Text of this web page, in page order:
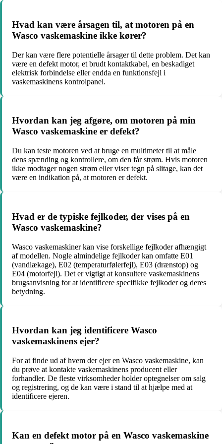
Hvad kan være årsagen til, at motoren på en
Wasco vaskemaskine ikke kører?
Der kan være flere potentielle årsager til dette problem. Det kan
være en defekt motor, et brudt kontaktkabel, en beskadiget
elektrisk forbindelse eller endda en funktionsfejl i
vaskemaskinens kontrolpanel.
Hvordan kan jeg afgøre, om motoren på min
Wasco vaskemaskine er defekt?
Du kan teste motoren ved at bruge en multimeter til at måle
dens spænding og kontrollere, om den får strøm. Hvis motoren
ikke modtager nogen strøm eller viser tegn på slitage, kan det
være en indikation på, at motoren er defekt.
Hvad er de typiske fejlkoder, der vises på en
Wasco vaskemaskine?
Wasco vaskemaskiner kan vise forskellige fejlkoder afhængigt
af modellen. Nogle almindelige fejlkoder kan omfatte E01
(vandlækage), E02 (temperaturfølerfejl), E03 (drænstop) og
E04 (motorfejl). Det er vigtigt at konsultere vaskemaskinens
brugsanvisning for at identificere specifikke fejlkoder og deres
betydning.
Hvordan kan jeg identificere Wasco
vaskemaskinens ejer?
For at finde ud af hvem der ejer en Wasco vaskemaskine, kan
du prøve at kontakte vaskemaskinens producent eller
forhandler. De fleste virksomheder holder optegnelser om salg
og registrering, og de kan være i stand til at hjælpe med at
identificere ejeren.
Kan en defekt motor på en Wasco vaskemaskine